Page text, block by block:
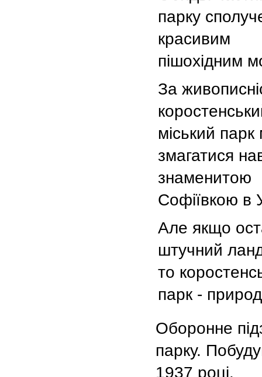
парку
красивим
пішохідним
За
міський
змагатися
знаменитою
Софіївкою в
Але якщо
штучний
то
парк -
Оборонне
парку.
1937 році.